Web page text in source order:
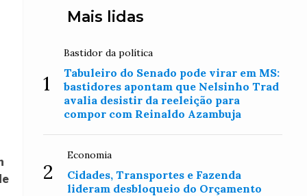
Mais lidas
1
Bastidor da política
Tabuleiro do Senado pode virar em MS:
bastidores apontam que Nelsinho Trad
avalia desistir da reeleição para
compor com Reinaldo Azambuja
2
Economia
Cidades, Transportes e Fazenda
lideram desbloqueio do Orçamento